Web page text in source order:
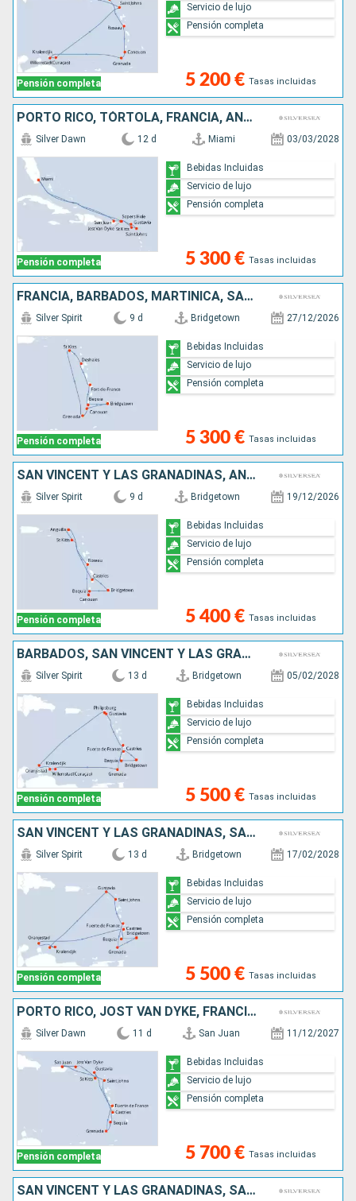
Pensión completa 5 200 € Tasas incluidas
Servicio de lujo
Pensión completa
PORTO RICO, TÓRTOLA, FRANCIA, ANTIGUA Y BARBUDA, JOST VAN DYKE, ESTADOS UNIDOS
Pensión completa
Silver Dawn 12 d Miami 03/03/2028
5 300 € Tasas incluidas
Bebidas Incluidas
Servicio de lujo
Pensión completa
FRANCIA, BARBADOS, MARTINICA, SAN VINCENT Y LAS GRANADINAS, GRENADA, ANTIGUA Y BARBUDA
Pensión completa
Silver Spirit 9 d Bridgetown 27/12/2026
5 300 € Tasas incluidas
Bebidas Incluidas
Servicio de lujo
Pensión completa
SAN VINCENT Y LAS GRANADINAS, ANGUILLA, BARBADOS, SANTA LUCIA, DOMINICA, ANTIGUA Y BARBUDA
Pensión completa
Silver Spirit 9 d Bridgetown 19/12/2026
5 400 € Tasas incluidas
Bebidas Incluidas
Servicio de lujo
Pensión completa
BARBADOS, SAN VINCENT Y LAS GRANADINAS, MARTINICA, FRANCIA, SAN MARTÍN, ARUBA, BONAIRE, GRENADA, SANTA LUCIA
Pensión completa
Silver Spirit 13 d Bridgetown 05/02/2028
5 500 € Tasas incluidas
Bebidas Incluidas
Servicio de lujo
Pensión completa
SAN VINCENT Y LAS GRANADINAS, SANTA LUCIA, ARUBA, BONAIRE, FRANCIA, ANTIGUA Y BARBUDA, MARTINICA, GRENADA, BARBADOS
Pensión completa
Silver Spirit 13 d Bridgetown 17/02/2028
5 500 € Tasas incluidas
Bebidas Incluidas
Servicio de lujo
Pensión completa
PORTO RICO, JOST VAN DYKE, FRANCIA, MARTINICA, GRENADA, SAN VINCENT Y LAS GRANADINAS, SANTA LUCIA, ANTIGUA Y BARBUDA
Pensión completa
Silver Dawn 11 d San Juan 11/12/2027
5 700 € Tasas incluidas
Bebidas Incluidas
Servicio de lujo
Pensión completa
SAN VINCENT Y LAS GRANADINAS, SANTA LUCIA, BONAIRE, ARUBA, FRANCIA, ANTIGUA Y BARBUDA, MARTINICA, GRENADA, BARBADOS